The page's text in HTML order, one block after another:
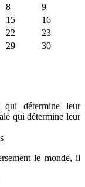
8
9
15
16
22
23
29
30
qui détermine leur
qui détermine leur
le monde, il